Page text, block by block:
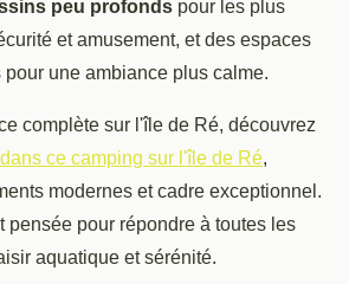
peu profonds pour les plus
et amusement, et des espaces
une ambiance plus calme.
complète sur l'île de Ré, découvrez
ce camping sur l'île de Ré,
modernes et cadre exceptionnel.
pensée pour répondre à toutes les
aquatique et sérénité.